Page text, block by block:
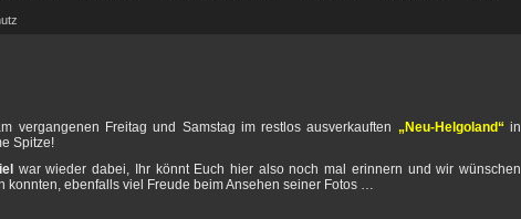
vergangenen Freitag und Samstag im restlos ausverkauften „Neu-Helgoland“ in
Spitze!
war wieder dabei, Ihr könnt Euch hier also noch mal erinnern und wir wünschen
konnten, ebenfalls viel Freude beim Ansehen seiner Fotos …